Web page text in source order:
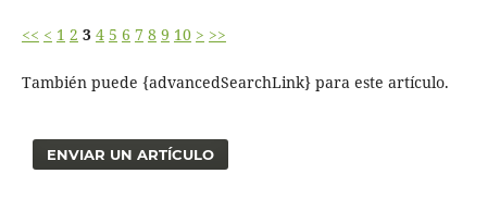
<< < 1 2 3 4 5 6 7 8 9 10 > >>
También puede {advancedSearchLink} para este artículo.
ENVIAR UN ARTÍCULO